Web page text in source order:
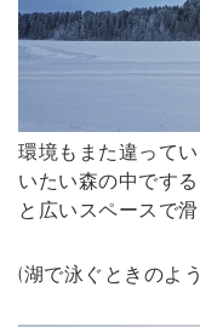
環境もまた違って
いたい森の中です
と広いスペースで滑
(湖で泳ぐときのよう